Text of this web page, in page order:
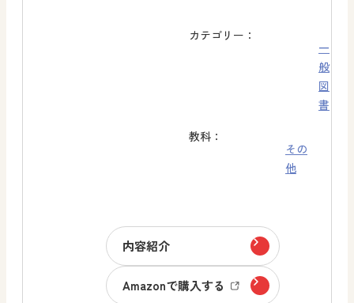
カテゴリー：
一
般
図
書
教科：
その
他
内容紹介
Amazonで購入する